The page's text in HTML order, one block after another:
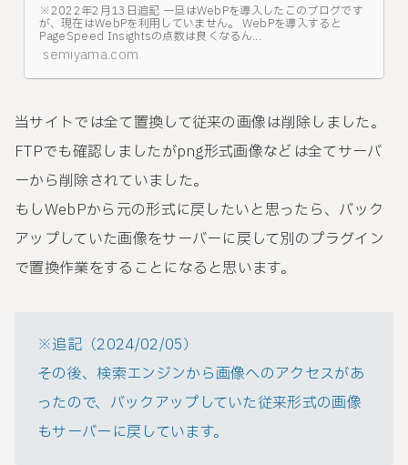
※2022年2月13日追記 一旦はWebPを導入したこのブログです
が、現在はWebPを利用していません。 WebPを導入すると
PageSpeed Insightsの点数は良くなるん...
semiyama.com
当サイトでは全て置換して従来の画像は削除しました。
FTPでも確認しましたがpng形式画像などは全てサーバ
ーから削除されていました。
もしWebPから元の形式に戻したいと思ったら、バック
アップしていた画像をサーバーに戻して別のプラグイン
で置換作業をすることになると思います。
※追記（2024/02/05）
その後、検索エンジンから画像へのアクセスがあ
ったので、バックアップしていた従来形式の画像
もサーバーに戻しています。